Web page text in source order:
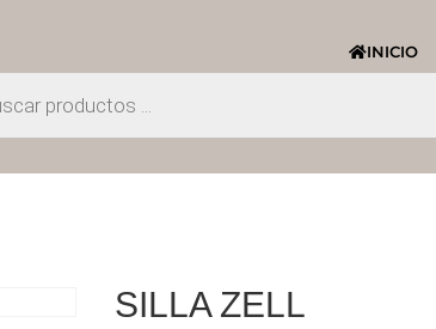
INICIO
SILLA ZELL